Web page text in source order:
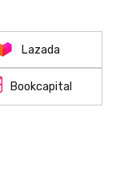
Lazada
Bookcapital